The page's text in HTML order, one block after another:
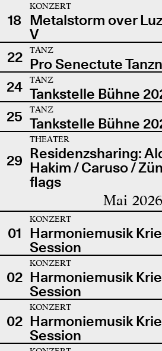
18
KONZERT
Metalstorm over
V
22
TANZ
Pro Senectute
24
TANZ
Tankstelle Bühne
25
TANZ
Tankstelle Bühne
29
THEATER
Residenzsharing:
Hakim / Caruso /
flags
Mai 2026
01
KONZERT
Harmoniemusik
Session
02
KONZERT
Harmoniemusik
Session
02
KONZERT
Harmoniemusik
Session